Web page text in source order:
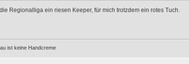
Regionalliga ein riesen Keeper, für mich trotzdem ein rotes Tuch.
ist keine Handcreme